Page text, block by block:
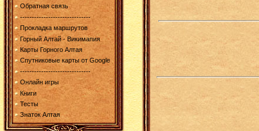
Обратная связь
------------------------------
Прокладка маршрутов
Горный Алтай - Викимапия
Карты Горного Алтая
Спутниковые карты от Google
------------------------------
Онлайн игры
Книги
Тесты
Знаток Алтая